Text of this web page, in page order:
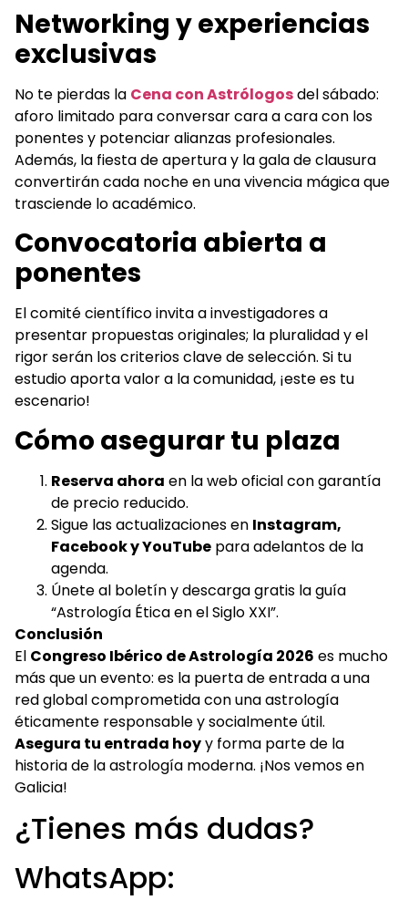
Networking y experiencias
exclusivas
No te pierdas la Cena con Astrólogosdel sábado:
aforo limitado para conversar cara a cara con los
ponentes y potenciar alianzas profesionales.
Además, la fiesta de apertura y la gala de clausura
convertirán cada noche en una vivencia mágica que
trasciende lo académico.
Convocatoria abierta a
ponentes
El comité científico invita a investigadores a
presentar propuestas originales; la pluralidad y el
rigor serán los criterios clave de selección. Si tu
estudio aporta valor a la comunidad, ¡este es tu
escenario!
Cómo asegurar tu plaza
Reserva ahora en la web oficial con garantía
de precio reducido.
Sigue las actualizaciones en Instagram,
Facebook y YouTube para adelantos de la
agenda.
Únete al boletín y descarga gratis la guía
“Astrología Ética en el Siglo XXI”.
Conclusión
El Congreso Ibérico de Astrología 2026 es mucho
más que un evento: es la puerta de entrada a una
red global comprometida con una astrología
éticamente responsable y socialmente útil.
Asegura tu entrada hoyy forma parte de la
historia de la astrología moderna. ¡Nos vemos en
Galicia!
¿Tienes más dudas?
WhatsApp: